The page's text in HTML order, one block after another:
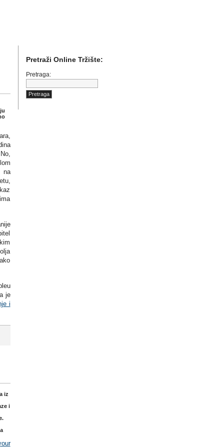
na
je
i
iz
i
Pretraži Online Tržište:
Pretraga: